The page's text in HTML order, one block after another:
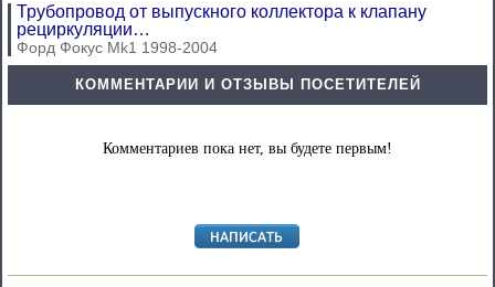
Трубопровод от выпускного коллектора к клапану
рециркуляции…
Форд Фокус Mk1 1998-2004
КОММЕНТАРИИ И ОТЗЫВЫ ПОСЕТИТЕЛЕЙ
Комментариев пока нет, вы будете первым!